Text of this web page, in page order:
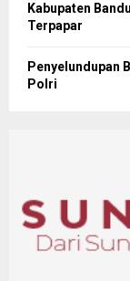
Kabupaten
Terpapar
Penyelundupan
Polri